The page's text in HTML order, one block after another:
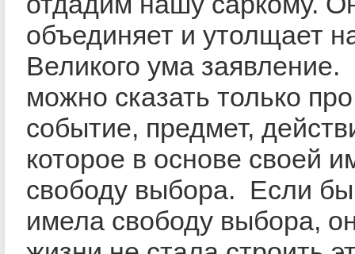
объединяет и утолщает
Великого ума
можно сказать только
событие, предмет,
которое в основе своей
свободу выбора. Если
имела свободу выбора,